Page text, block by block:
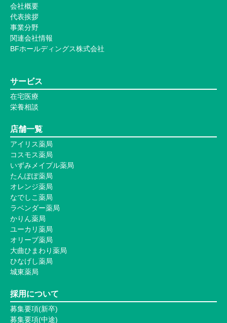
会社概要
代表挨拶
事業分野
関連会社情報
BFホールディングス株式会社
サービス
在宅医療
栄養相談
店舗一覧
アイリス薬局
コスモス薬局
いずみメイプル薬局
たんぽぽ薬局
オレンジ薬局
なでしこ薬局
ラベンダー薬局
かりん薬局
ユーカリ薬局
オリーブ薬局
大曲ひまわり薬局
ひなげし薬局
城東薬局
採用について
募集要項(新卒)
募集要項(中途)